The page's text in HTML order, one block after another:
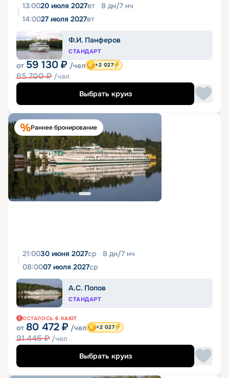
13:0020 июля 2027вт 8 дн/7 нч
14:0027 июля 2027вт
Ф.И. Панферов
СТАНДАРТ
от 59 130 ₽ /чел
65 700₽ /чел
+2 027
Выбрать круиз
Раннее бронирование
21:0030 июня 2027ср 8 дн/7 нч
08:0007 июля 2027ср
А.С. Попов
СТАНДАРТ
ОСТАЛОСЬ 6 КАЮТ
от 80 472 ₽ /чел
91 445₽ /чел
+2 027
Выбрать круиз